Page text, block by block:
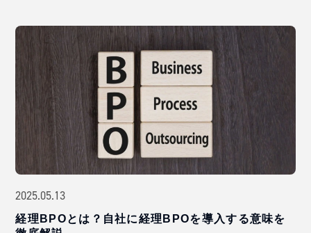
2025.05.13
経理BPOとは？自社に経理BPOを導入する意味を